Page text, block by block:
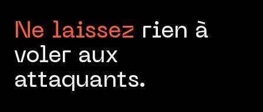
Ne laissez rien à
voler aux
attaquants.